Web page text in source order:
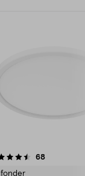
68recensioner
5.0 av 5 stjärnor